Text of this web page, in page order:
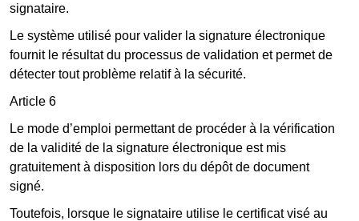
signataire.
Le système utilisé pour valider la signature électronique
fournit le résultat du processus de validation et permet de
détecter tout problème relatif à la sécurité.
Article 6
Le mode d’emploi permettant de procéder à la vérification
de la validité de la signature électronique est mis
gratuitement à disposition lors du dépôt de document
signé.
Toutefois, lorsque le signataire utilise le certificat visé au